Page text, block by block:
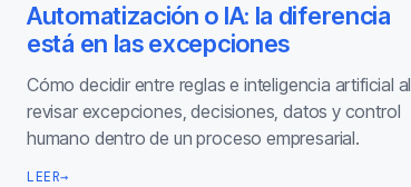
Automatización o IA: la diferencia
está en las excepciones
Cómo decidir entre reglas e inteligencia artificial al
revisar excepciones, decisiones, datos y control
humano dentro de un proceso empresarial.
LEER→